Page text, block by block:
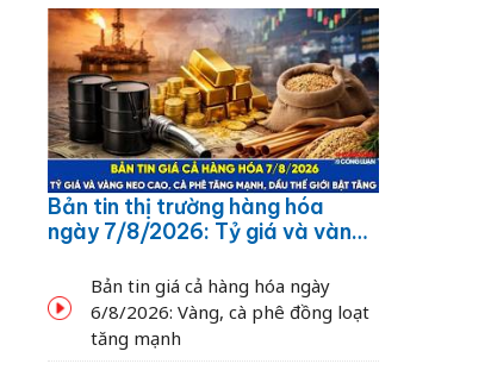
Bản tin thị trường hàng hóa
ngày 7/8/2026: Tỷ giá và vàng
dầu thế giới bật tăng
Bản tin giá cả hàng hóa ngày
6/8/2026: Vàng, cà phê đồng loạt
tăng mạnh